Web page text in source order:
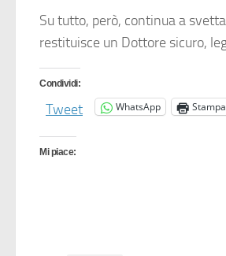
Su tutto, però, continua a
restituisce un Dottore sicuro,
Condividi:
Tweet WhatsApp Stampa
Mi piace: